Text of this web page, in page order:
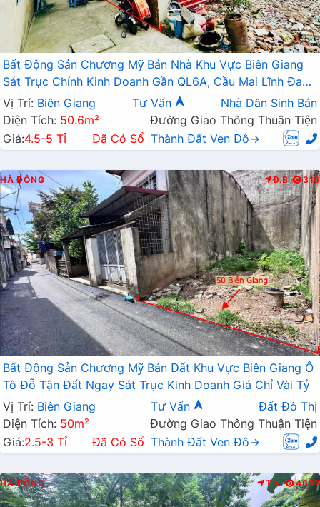
Bất Động Sản Chương Mỹ Bán Nhà Khu Vực Biên Giang
Sát Trục Chính Kinh Doanh Gần QL6A, Cầu Mai Lĩnh Đang
Mở Rộng
Vị Trí: Biên Giang Tư Vấn
Nhà Dân Sinh Bán
Diện Tích: 50.6m²
Đường Giao Thông Thuận Tiện
Giá:4.5-5 Tỉ Đã Có Sổ Thành Đất Ven Đô→
HÀ ĐÔNG Đ.B 316
Bất Động Sản Chương Mỹ Bán Đất Khu Vực Biên Giang Ô
Tô Đỗ Tận Đất Ngay Sát Trục Kinh Doanh Giá Chỉ Vài Tỷ
Vị Trí: Biên Giang Tư Vấn
Đất Đô Thị
Diện Tích: 50m²
Đường Giao Thông Thuận Tiện
Giá:2.5-3 Tỉ Đã Có Sổ Thành Đất Ven Đô→
HÀ ĐÔNG T.N 4897